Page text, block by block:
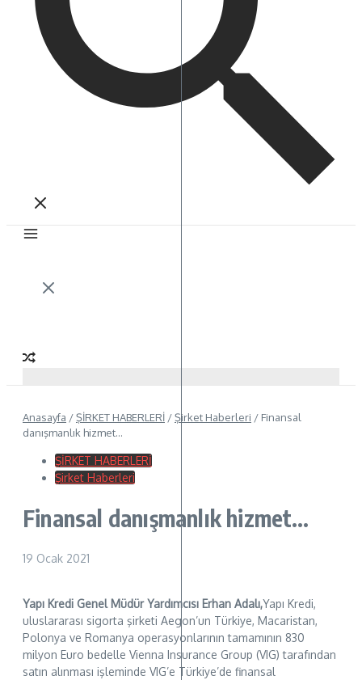
Anasayfa /ŞİRKET HABERLERİ /Şirket Haberleri / Finansal
danışmanlık hizmet…
ŞİRKET HABERLERİ
Şirket Haberleri
Finansal danışmanlık hizmet…
19 Ocak 2021
Yapı Kredi Genel Müdür Yardımcısı Erhan Adalı,Yapı Kredi,
uluslararası sigorta şirketi Aegon’un Türkiye, Macaristan,
Polonya ve Romanya operasyonlarının tamamının 830
milyon Euro bedelle Vienna Insurance Group (VIG) tarafından
satın alınması işleminde VIG’e Türkiye’de finansal